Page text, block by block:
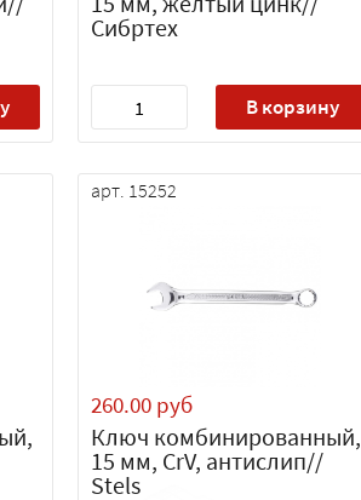
Сибртех
В корзину
арт. 15252
260.00 руб
Ключ комбинированный,
15 мм, CrV, антислип//
Stels